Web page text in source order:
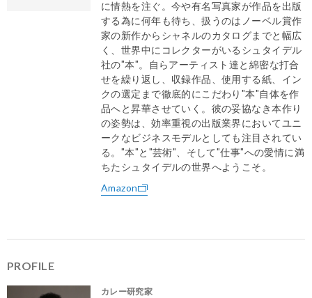
に情熱を注ぐ。今や有名写真家が作品を出版
する為に何年も待ち、扱うのはノーベル賞作
家の新作からシャネルのカタログまでと幅広
く、世界中にコレクターがいるシュタイデル
社の"本"。自らアーティスト達と綿密な打合
せを繰り返し、収録作品、使用する紙、イン
クの選定まで徹底的にこだわり"本"自体を作
品へと昇華させていく。彼の妥協なき本作り
の姿勢は、効率重視の出版業界においてユニ
ークなビジネスモデルとしても注目されてい
る。"本"と"芸術"、そして"仕事"への愛情に満
ちたシュタイデルの世界へようこそ。
Amazon
PROFILE
カレー研究家